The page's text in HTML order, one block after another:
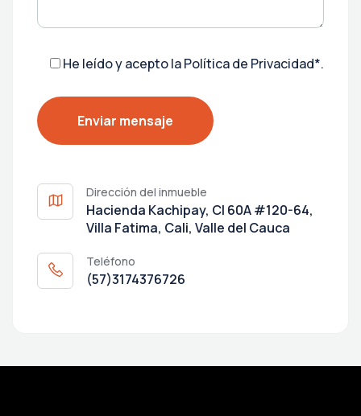
He leído y acepto laPolítica de Privacidad*.
Dirección del inmueble
Hacienda Kachipay, Cl 60A #120-64,
Villa Fatima, Cali, Valle del Cauca
Teléfono
(57)3174376726